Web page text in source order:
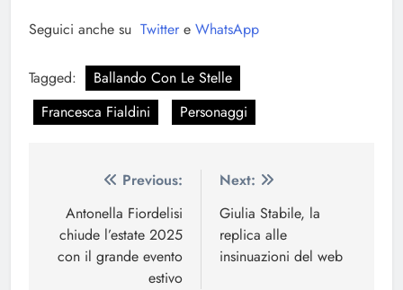
Seguici anche su Twitter e WhatsApp
Tagged:
Ballando Con Le Stelle
Francesca Fialdini
Personaggi
Navigazione
articoli
Previous:
Antonella Fiordelisi
chiude l’estate 2025
con il grande evento
estivo
Next:
Giulia Stabile, la
replica alle
insinuazioni del web